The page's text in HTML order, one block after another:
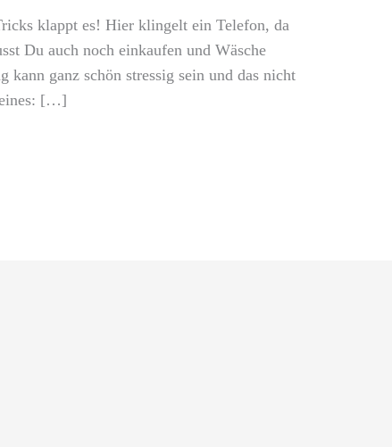
klappt es! Hier klingelt ein Telefon, da
Du auch noch einkaufen und Wäsche
ganz schön stressig sein und das nicht
[…]